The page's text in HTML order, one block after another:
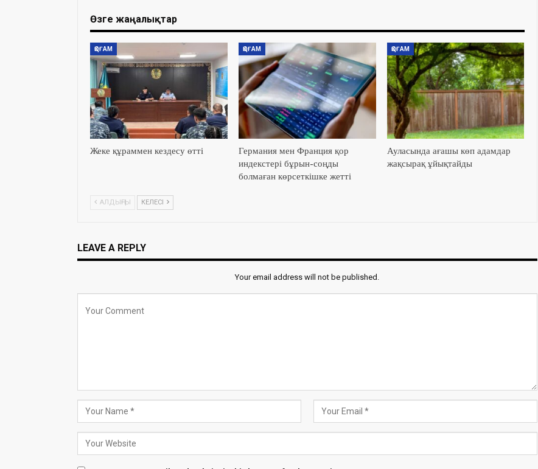
Өзге жаңалықтар
ҚОҒАМ
Жеке құраммен кездесу өтті
ҚОҒАМ
Германия мен Франция қор
индекстері бұрын-соңды
болмаған көрсеткішке жетті
ҚОҒАМ
Ауласында ағашы көп адамдар
жақсырақ ұйықтайды
АЛДЫҢҒЫ КЕЛЕСІ
LEAVE A REPLY
Your email address will not be published.